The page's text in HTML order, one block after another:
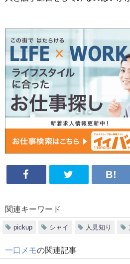
関連キーワード
pickup シャイ 人見知り
一口メモの関連記事